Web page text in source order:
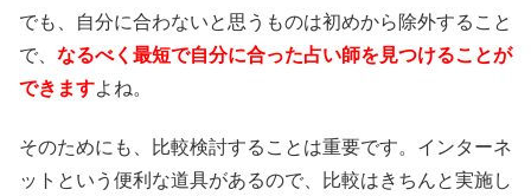
でも、自分に合わないと思うものは初めから除外すること
で、 なるべく最短で自分に合った占い師を見つけることが
できますよね。
そのためにも、比較検討することは重要です。インターネ
ットという便利な道具があるので、比較はきちんと実施し